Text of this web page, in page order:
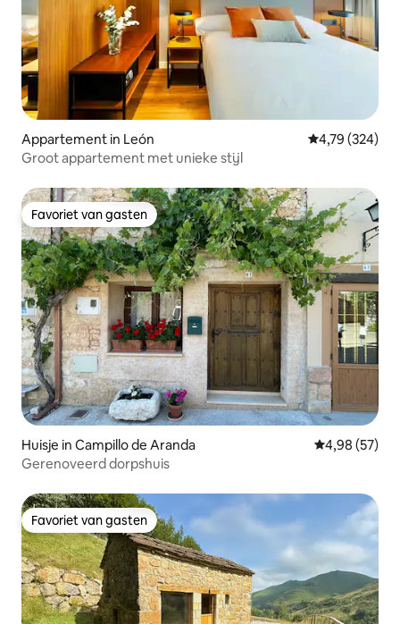
Appartement in León Gemiddelde
4,79 (324)
Groot appartement met unieke stijl
Favoriet van gasten
Favoriet van gasten
Huisje in Campillo de Aranda Gemiddelde
4,98 (57)
Gerenoveerd dorpshuis
Favoriet van gasten
Favoriet van gasten